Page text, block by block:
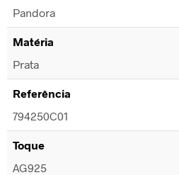
Pandora
Matéria
Prata
Referência
794250C01
Toque
AG925